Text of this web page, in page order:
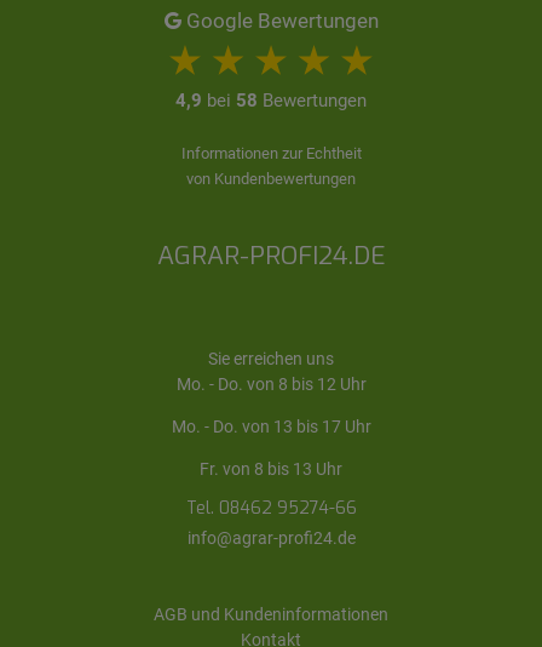
Google Bewertungen
4,9 bei 58 Bewertungen
Informationen zur Echtheit
von Kundenbewertungen
AGRAR-PROFI24.DE
Sie erreichen uns
Mo. - Do. von 8 bis 12 Uhr
Mo. - Do. von 13 bis 17 Uhr
Fr. von 8 bis 13 Uhr
Tel. 08462 95274-66
info@agrar-profi24.de
AGB und Kundeninformationen
Kontakt